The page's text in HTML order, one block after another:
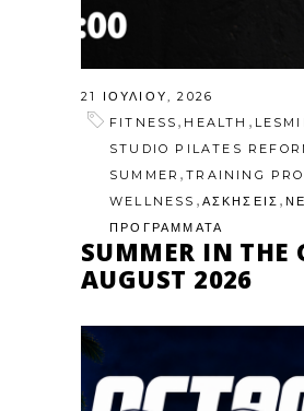
21 ΙΟΥΛΊΟΥ, 2026
FITNESS
HEALTH
STUDIO PILATES
SUMMER ,TRAINING
WELLNESS ΑΣΚΗΣΕΙΣ ,
ΠΡΟΓΡΑΜΜΑΤΑ
SUMMER IN THE
AUGUST 2026